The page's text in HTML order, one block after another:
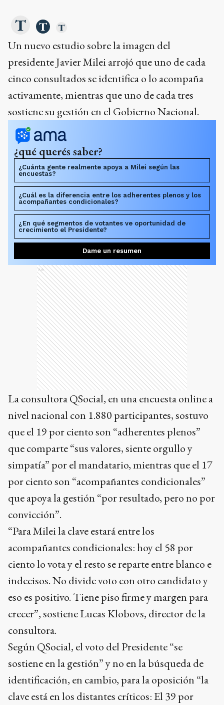
Un nuevo estudio sobre la imagen del
presidente Javier Milei arrojó que uno de cada
cinco consultados se identifica o lo acompaña
activamente, mientras que uno de cada tres
sostiene su gestión en el Gobierno Nacional.
¿qué querés saber?
¿Cuánta gente realmente apoya a Milei según las
encuestas?
¿Cuál es la diferencia entre los adherentes plenos y los
acompañantes condicionales?
¿En qué segmentos de votantes ve oportunidad de
crecimiento el Presidente?
Dame un resumen
Ads
La consultora QSocial, en una encuesta online a
nivel nacional con 1.880 participantes, sostuvo
que el 19 por ciento son “adherentes plenos”
que comparte “sus valores, siente orgullo y
simpatía” por el mandatario, mientras que el 17
por ciento son “acompañantes condicionales”
que apoya la gestión “por resultado, pero no por
convicción”.
“Para Milei la clave estará entre los
acompañantes condicionales: hoy el 58 por
ciento lo vota y el resto se reparte entre blanco e
indecisos. No divide voto con otro candidato y
eso es positivo. Tiene piso firme y margen para
crecer”, sostiene Lucas Klobovs, director de la
consultora.
Según QSocial, el voto del Presidente “se
sostiene en la gestión” y no en la búsqueda de
identificación, en cambio, para la oposición “la
clave está en los distantes críticos: El 39 por